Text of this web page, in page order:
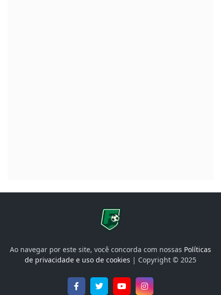
Ao navegar por este site, você concorda com nossas Políticas
de privacidade e uso de cookies | Copyright © 2025